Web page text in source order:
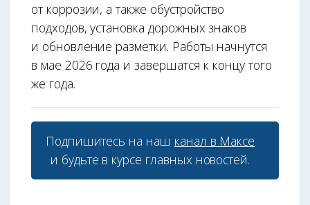
от коррозии, а также обустройство
подходов, установка дорожных знаков
и обновление разметки. Работы начнутся
в мае 2026 года и завершатся к концу того
же года.
Подпишитесь на наш канал в Максе
и будьте в курсе главных новостей.